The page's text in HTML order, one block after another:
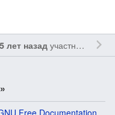
лет назадучастником
Free Documentation